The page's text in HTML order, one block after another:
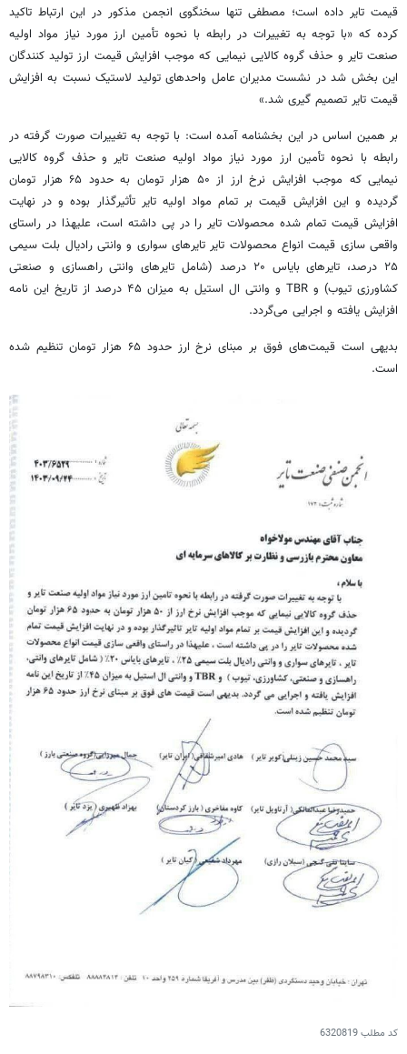
قیمت تایر داده است؛ مصطفی تنها سخنگوی انجمن مذکور در این ارتباط تاکید
کرده که «با توجه به تغییرات در رابطه با نحوه تأمین ارز مورد نیاز مواد اولیه
صنعت تایر و حذف گروه کالایی نیمایی که موجب افزایش قیمت ارز تولید کنندگان
این بخش شد در نشست مدیران عامل واحدهای تولید لاستیک نسبت به افزایش
قیمت تایر تصمیم گیری شد.»
بر همین اساس در این بخشنامه آمده است: با توجه به تغییرات صورت گرفته در
رابطه با نحوه تأمین ارز مورد نیاز مواد اولیه صنعت تایر و حذف گروه کالایی
نیمایی که موجب افزایش نرخ ارز از ۵۰ هزار تومان به حدود ۶۵ هزار تومان
گردیده و این افزایش قیمت بر تمام مواد اولیه تایر تأثیرگذار بوده و در نهایت
افزایش قیمت تمام شده محصولات تایر را در پی داشته است، علیهذا در راستای
واقعی سازی قیمت انواع محصولات تایر تایرهای سواری و وانتیرادیال بلتسیمی
۲۵ درصد، تایرهای بایاس ۲۰ درصد (شامل تایرهای وانتی راهسازی و صنعتی
کشاورزی تیوب) و TBR و وانتی ال
استیل به میزان ۴۵ درصد از تاریخ این نامه
افزایش یافته و اجرایی می‌گردد.
بدیهی است قیمت‌های فوق بر مبنای نرخ ارز حدود ۶۵ هزار تومان تنظیم شده
است.
کد مطلب6320819